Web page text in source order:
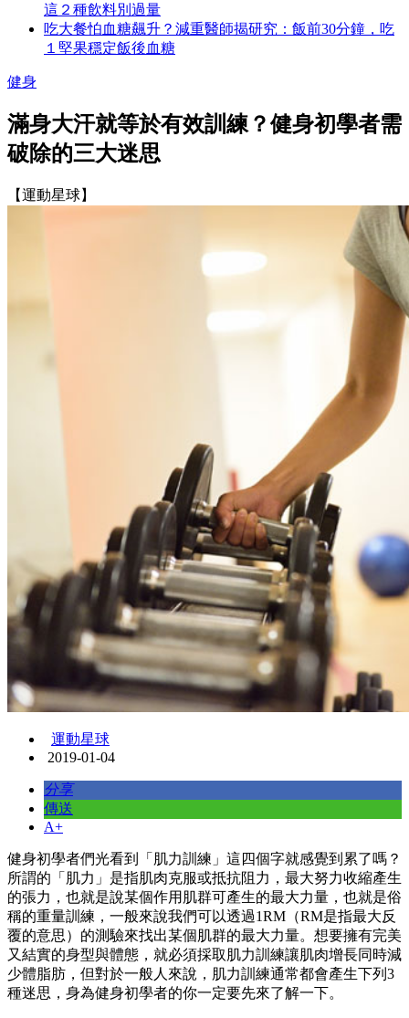
這２種飲料別過量
吃大餐怕血糖飆升？減重醫師揭研究：飯前30分鐘，吃
１堅果穩定飯後血糖
健身
滿身大汗就等於有效訓練？健身初學者需
破除的三大迷思
【運動星球】
運動星球
2019-01-04
分享
傳送
A+
健身初學者們光看到「肌力訓練」這四個字就感覺到累了嗎？
所謂的「肌力」是指肌肉克服或抵抗阻力，最大努力收縮產生
的張力，也就是說某個作用肌群可產生的最大力量，也就是俗
稱的重量訓練，一般來說我們可以透過1RM（RM是指最大反
覆的意思）的測驗來找出某個肌群的最大力量。想要擁有完美
又結實的身型與體態，就必須採取肌力訓練讓肌肉增長同時減
少體脂肪，但對於一般人來說，肌力訓練通常都會產生下列3
種迷思，身為健身初學者的你一定要先來了解一下。